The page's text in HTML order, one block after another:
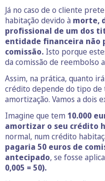
Já no caso de o cliente
habitação devido à morte,
profissional de um dos
entidade financeira não
comissão. Isto porque
da comissão de reembolso
Assim, na prática, quanto
crédito depende do tipo de
amortização. Vamos a dois
Imagine que tem 10.000
amortizar o seu crédito
normal, num crédito
pagaria 50 euros de
antecipado, se fosse
0,005 = 50).